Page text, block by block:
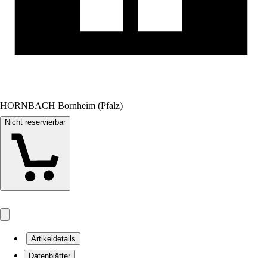
HORNBACH Bornheim (Pfalz)
Nicht reservierbar
Artikeldetails
Datenblätter